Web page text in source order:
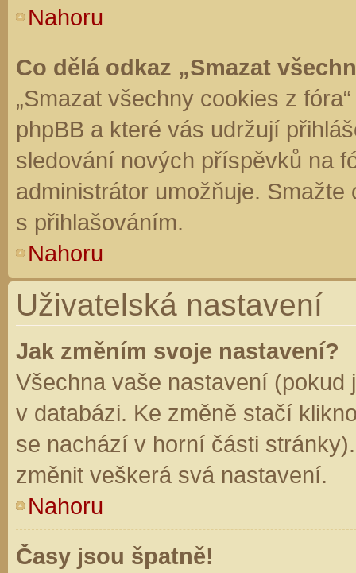
Nahoru
Co dělá odkaz „Smazat
„Smazat všechny cookies z
phpBB a které vás udržují
sledování nových příspěvků na
administrátor umožňuje.
s přihlašováním.
Nahoru
Uživatelská nastavení
Jak změním svoje nastavení?
Všechna vaše nastavení (pokud
v databázi. Ke změně stačí
se nachází v horní části
změnit veškerá svá nastavení.
Nahoru
Časy jsou špatně!